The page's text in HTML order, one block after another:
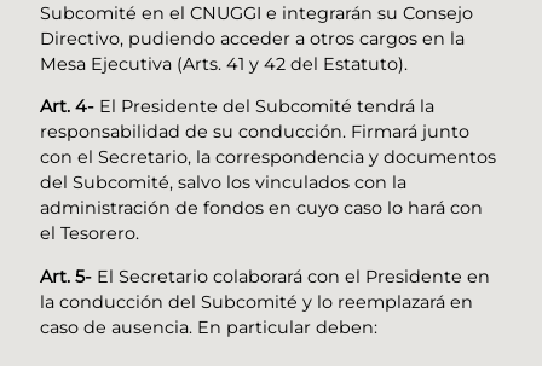
Subcomité en el CNUGGI e integrarán su Consejo
Directivo, pudiendo acceder a otros cargos en la
Mesa Ejecutiva (Arts. 41 y 42 del Estatuto).
Art. 4- El Presidente del Subcomité tendrá la
responsabilidad de su conducción. Firmará junto
con el Secretario, la correspondencia y documentos
del Subcomité, salvo los vinculados con la
administración de fondos en cuyo caso lo hará con
el Tesorero.
Art. 5- El Secretario colaborará con el Presidente en
la conducción del Subcomité y lo reemplazará en
caso de ausencia. En particular deben: